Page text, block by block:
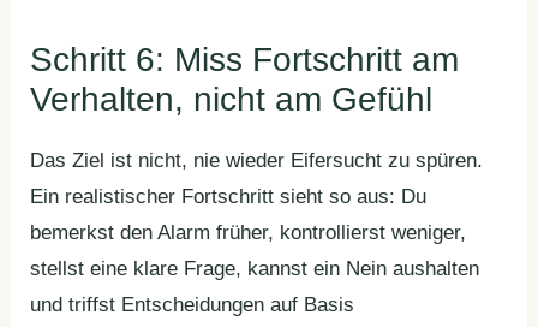
Schritt 6: Miss Fortschritt am
Verhalten, nicht am Gefühl
Das Ziel ist nicht, nie wieder Eifersucht zu spüren.
Ein realistischer Fortschritt sieht so aus: Du
bemerkst den Alarm früher, kontrollierst weniger,
stellst eine klare Frage, kannst ein Nein aushalten
und triffst Entscheidungen auf Basis